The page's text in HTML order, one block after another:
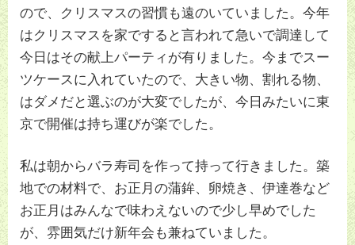
ので、クリスマスの習慣も遠のいていました。今年
はクリスマスを家ですると言われて急いで調達して
今日はその献上パーティが有りました。今までスー
ツケースに入れていたので、大きい物、割れる物、
はダメだと選ぶのが大変でしたが、今日みたいに東
京で開催は持ち運びが楽でした。
私は朝からバラ寿司を作って持って行きました。築
地での材料で、お正月の蒲鉾、卵焼き、伊達巻など
お正月はみんなで味わえないので少し早めでした
が、雰囲気だけ新年会も兼ねていました。